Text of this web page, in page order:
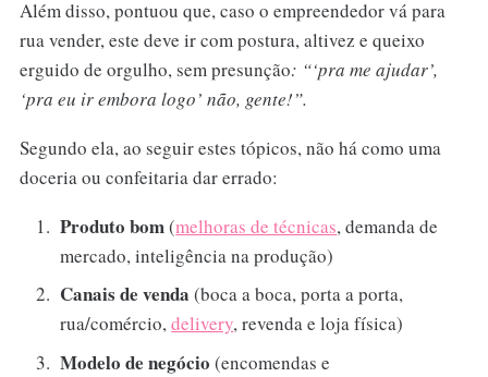
Além disso, pontuou que, caso o empreendedor vá para
rua vender, este deve ir com postura, altivez e queixo
erguido de orgulho, sem presunção: “‘pra me ajudar’,
‘pra eu ir embora logo’ não, gente!”.
Segundo ela, ao seguir estes tópicos, não há como uma
doceria ou confeitaria dar errado:
Produto bom(melhoras de técnicas, demanda de
mercado, inteligência na produção)
Canais de venda (boca a boca, porta a porta,
rua/comércio,delivery, revenda e loja física)
Modelo de negócio (encomendas e